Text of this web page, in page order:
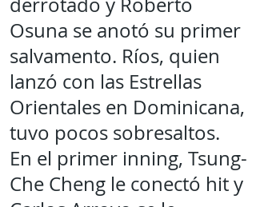
Osuna se anotó su primer
salvamento. Ríos, quien
lanzó con las Estrellas
Orientales en Dominicana,
tuvo pocos sobresaltos.
En el primer inning, Tsung-
Che Cheng le conectó hit y